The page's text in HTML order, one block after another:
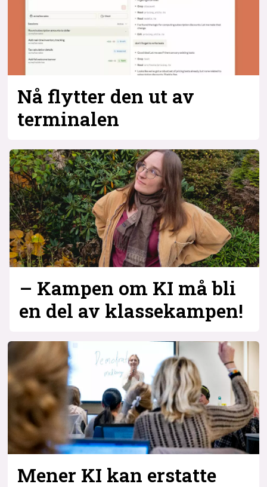
Nå flytter den ut av
terminalen
– Kampen om KI må bli
en del av klassekampen!
Mener KI kan erstatte